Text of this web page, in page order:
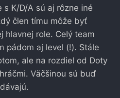
K/D/A sú aj rôzne iné
člen tímu môže byť
hlavnej role. Celý team
pádom aj level (!). Stále
ale na rozdiel od Doty
Väčšinou sú buď